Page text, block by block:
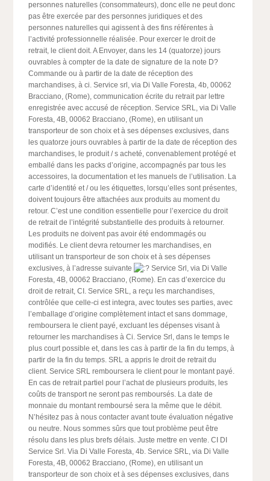
personnes naturelles (consommateurs), donc elle ne peut donc
pas être exercée par des personnes juridiques et des
personnes naturelles qui agissent à des fins référentes à
l’activité professionnelle réalisée. Pour exercer le droit de
retrait, le client doit. A Envoyer, dans les 14 (quatorze) jours
ouvrables à compter de la date de signature de la note D?
Commande ou à partir de la date de réception des
marchandises, à ci. Service srl, via Di Valle Foresta, 4b, 00062
Bracciano, (Rome), communication écrite du retrait par lettre
enregistrée avec accusé de réception. Service SRL, via Di Valle
Foresta, 4B, 00062 Bracciano, (Rome), en utilisant un
transporteur de son choix et à ses dépenses exclusives, dans
les quatorze jours ouvrables à partir de la date de réception des
marchandises, le produit / s acheté, convenablement protégé et
emballé dans les packs d’origine, accompagnés par tous les
accessoires, la documentation et les manuels de l’utilisation. La
carte d’identité et / ou les étiquettes, lorsqu’elles sont présentes,
doivent toujours être attachées aux produits au moment du
retour. C’est une condition essentielle pour l’exercice du droit
de retrait de l’intégrité substantielle des produits à retourner.
Les produits ne doivent pas avoir été endommagés ou
modifiés. Le client devra retourner les marchandises, en
utilisant un transporteur de son choix et à ses dépenses
exclusives, à l’adresse suivante
Service Srl, via Di Valle
Foresta, 4B, 00062 Bracciano, (Rome). En cas d’exercice du
droit de retrait, CI. Service SRL, a reçu les marchandises,
contrôlée que celle-ci est integra, avec toutes ses parties, avec
l’emballage d’origine complètement intact et sans dommage,
remboursera le client payé, excluant les dépenses visant à
retourner les marchandises à Ci. Service Srl, dans le temps le
plus court possible et, dans les cas à partir de la fin du temps, à
partir de la fin du temps. SRL a appris le droit de retrait du
client. Service SRL remboursera le client pour le montant payé.
En cas de retrait partiel pour l’achat de plusieurs produits, les
coûts de transport ne seront pas remboursés. La date de
monnaie du montant remboursé sera la même que le débit.
N’hésitez pas à nous contacter avant toute évaluation négative
ou neutre. Nous sommes sûrs que tout problème peut être
résolu dans les plus brefs délais. Juste mettre en vente. CI DI
Service Srl. Via Di Valle Foresta, 4b. Service SRL, via Di Valle
Foresta, 4B, 00062 Bracciano, (Rome), en utilisant un
transporteur de son choix et à ses dépenses exclusives, dans